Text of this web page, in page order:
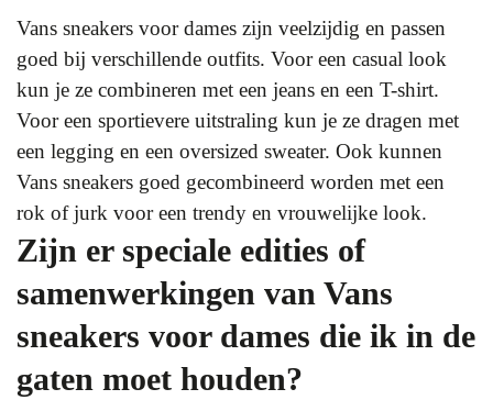
Vans sneakers voor dames zijn veelzijdig en passen
goed bij verschillende outfits. Voor een casual look
kun je ze combineren met een jeans en een T-shirt.
Voor een sportievere uitstraling kun je ze dragen met
een legging en een oversized sweater. Ook kunnen
Vans sneakers goed gecombineerd worden met een
rok of jurk voor een trendy en vrouwelijke look.
Zijn er speciale edities of
samenwerkingen van Vans
sneakers voor dames die ik in de
gaten moet houden?